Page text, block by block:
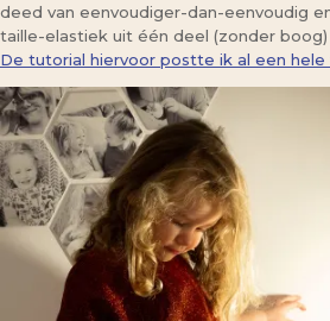
deed van eenvoudiger-dan-eenvoudig
taille-elastiek uit één deel (zonder
De tutorial hiervoor postte ik al een hele